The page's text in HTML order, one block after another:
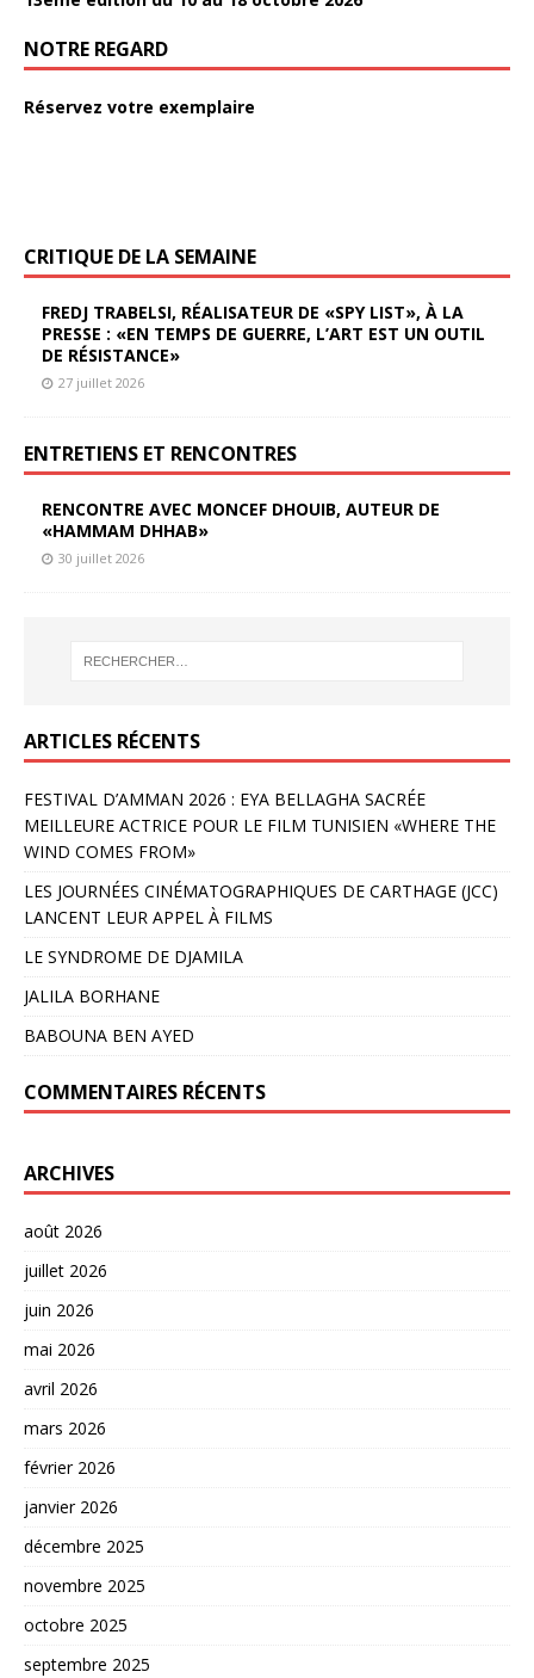
NOTRE REGARD
Réservez votre exemplaire
CRITIQUE DE LA SEMAINE
FREDJ TRABELSI, RÉALISATEUR DE «SPY LIST», À LA
PRESSE : «EN TEMPS DE GUERRE, L’ART EST UN OUTIL
DE RÉSISTANCE»
27 juillet 2026
ENTRETIENS ET RENCONTRES
RENCONTRE AVEC MONCEF DHOUIB, AUTEUR DE
«HAMMAM DHHAB»
30 juillet 2026
ARTICLES RÉCENTS
FESTIVAL D’AMMAN 2026 : EYA BELLAGHA SACRÉE
MEILLEURE ACTRICE POUR LE FILM TUNISIEN «WHERE THE
WIND COMES FROM»
LES JOURNÉES CINÉMATOGRAPHIQUES DE CARTHAGE (JCC)
LANCENT LEUR APPEL À FILMS
LE SYNDROME DE DJAMILA
JALILA BORHANE
BABOUNA BEN AYED
COMMENTAIRES RÉCENTS
ARCHIVES
août 2026
juillet 2026
juin 2026
mai 2026
avril 2026
mars 2026
février 2026
janvier 2026
décembre 2025
novembre 2025
octobre 2025
septembre 2025